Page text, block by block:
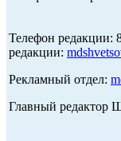
Телефон редакции:
редакции:
Рекламный отдел:
Главный редактор